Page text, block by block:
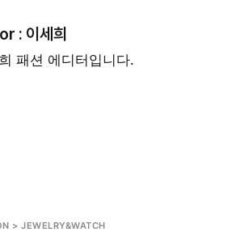
: 이세희
패션 에디터입니다.
> JEWELRY&WATCH